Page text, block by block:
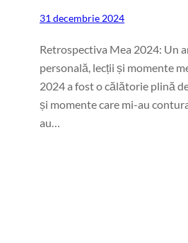
31 decembrie 2024
Retrospectiva Mea 2024: Un
personală, lecții și momente
2024 a fost o călătorie plină
și momente care mi-au
au…